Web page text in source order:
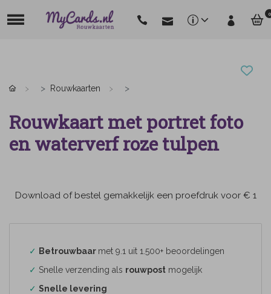
0
Rouwkaarten
Rouwkaart met portret foto
en waterverf roze tulpen
Download of bestel gemakkelijk een proefdruk voor € 1
✓ Betrouwbaar met 9.1 uit 1.500+ beoordelingen
✓ Snelle verzending als rouwpost mogelijk
✓ Snelle levering